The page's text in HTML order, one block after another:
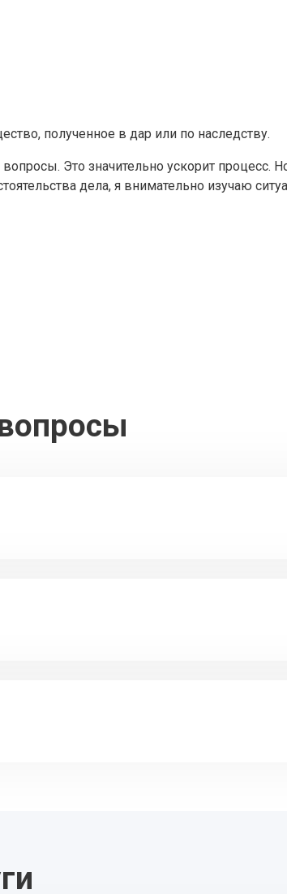
полученное в дар или по наследству.
Это значительно ускорит процесс.
дела, я внимательно изучаю